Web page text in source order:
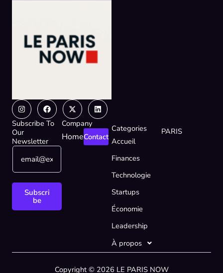
InstagramFacebook
X-
twitter
Linkedin
Subscribe To
Our
Newsletter
E
a
m
E
a
Subscri
be
Company
HomeContact
Categories
Accueil
Finances
Technologie
Startups
Économie
Leadership
À propos
PARIS
Copyright © 2026 LE PARIS NOW